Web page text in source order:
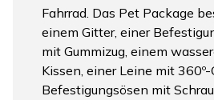
Fahrrad. Das Pet Package
einem Gitter, einer
mit Gummizug, einem
Kissen, einer Leine mit
Befestigungsösen mit